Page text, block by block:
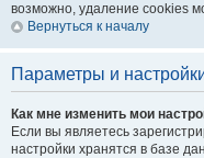
возможно, удаление cookies
Вернуться к началу
Параметры и
Как мне изменить мои
Если вы являетесь
настройки хранятся в базе